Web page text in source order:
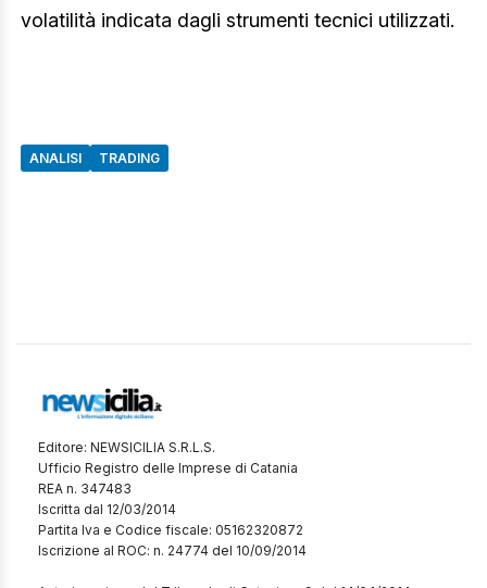
volatilità indicata dagli strumenti tecnici utilizzati.
ANALISI TRADING
Editore: NEWSICILIA S.R.L.S.
Ufficio Registro delle Imprese di Catania
REA n. 347483
Iscritta dal 12/03/2014
Partita Iva e Codice fiscale: 05162320872
Iscrizione al ROC: n. 24774 del 10/09/2014